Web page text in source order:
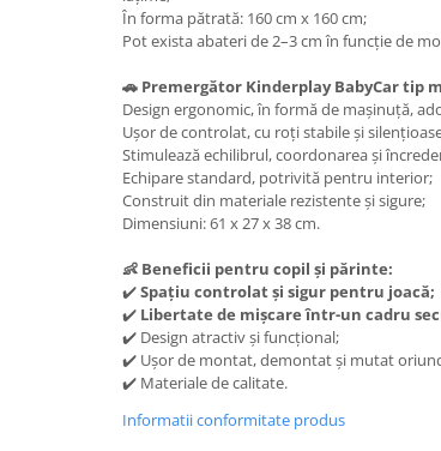
În forma pătrată: 160 cm x 160 cm;
Pot exista abateri de 2–3 cm în funcție de
🚗 Premergător Kinderplay BabyCar tip
Design ergonomic, în formă de mașinuță,
Ușor de controlat, cu roți stabile și
Stimulează echilibrul, coordonarea și
Echipare standard, potrivită pentru interior;
Construit din materiale rezistente și sigure;
Dimensiuni: 61 x 27 x 38 cm.
👶 Beneficii pentru copil și părinte:
✔️Spațiu controlat și sigur pentru joacă;
✔️ Libertate de mișcare într-un cadru
✔️ Design atractiv și funcțional;
✔️ Ușor de montat, demontat și mutat
✔️ Materiale de calitate.
Informatii conformitate produs